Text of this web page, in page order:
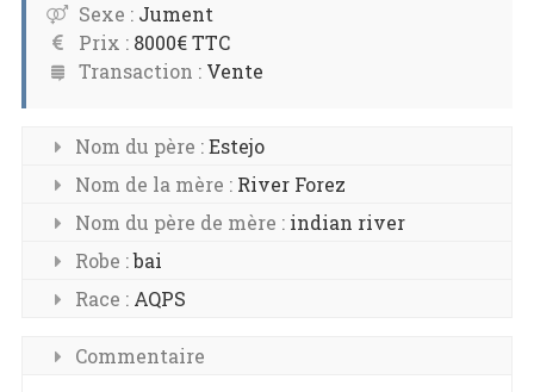
Sexe : Jument
Prix : 8000€ TTC
Transaction : Vente
Nom du père :Estejo
Nom de la mère : River Forez
Nom du père de mère : indian river
Robe :bai
Race : AQPS
Commentaire